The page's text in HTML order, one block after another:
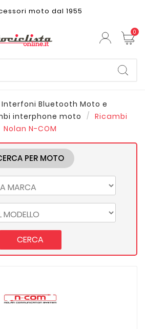
moto dal 1955
0
Interfoni Bluetooth Moto e
interphone moto
Ricambi
Nolan N-COM
PER MOTO
CERCA